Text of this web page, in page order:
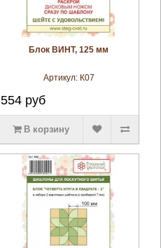
увеличить
Блок ВИНТ, 125 мм
Артикул: К07
554 руб
В корзину